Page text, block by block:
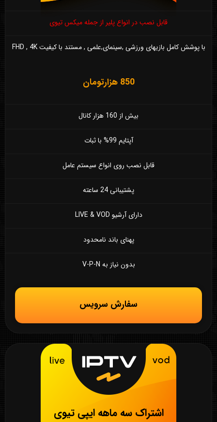
قابل نصب در انواع پلیر از جمله میکس تیوی
با پوشش کامل بازیهای ورزشی ,سینمای,علمی , مستند با کیفیت FHD , 4K
850 هزارتومان
بیش از 160 هزار کانال
آپتایم 99% با ثبات
قابل نصب روی انواع سیستم عامل
پشتیبانی 24 ساعته
دارای آرشیو LIVE & VOD
پهنای باند نامحدود
بدون نیاز به V-P-N
سفارش سرویس
اشتراک سه ماهه ایپی تیوی